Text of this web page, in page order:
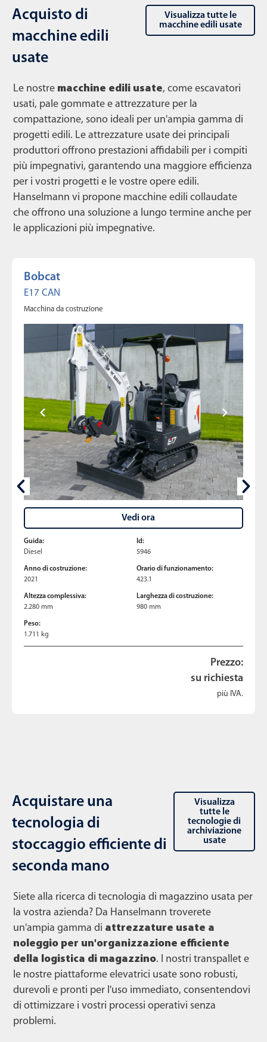
Acquisto di
macchine edili
usate
Visualizza tutte le
macchine edili usate
Le nostre macchine edili usate, come escavatori
usati, pale gommate e attrezzature per la
compattazione, sono ideali per un'ampia gamma di
progetti edili. Le attrezzature usate dei principali
produttori offrono prestazioni affidabili per i compiti
più impegnativi, garantendo una maggiore efficienza
per i vostri progetti e le vostre opere edili.
Hanselmann vi propone macchine edili collaudate
che offrono una soluzione a lungo termine anche per
le applicazioni più impegnative.
Bobcat
E17 CAN
Macchina da costruzione
Vedi ora
Guida:
Diesel
Id:
5946
Anno di costruzione:
2021
Orario di funzionamento:
423.1
Altezza complessiva:
2.280 mm
Larghezza di costruzione:
980 mm
Peso:
1.711 kg
Prezzo:
su richiesta
più IVA.
Acquistare una
tecnologia di
stoccaggio efficiente di
seconda mano
Visualizza
tutte le
tecnologie di
archiviazione
usate
Siete alla ricerca di tecnologia di magazzino usata per
la vostra azienda? Da Hanselmann troverete
un'ampia gamma di attrezzature usate a
noleggio per un'organizzazione efficiente
della logistica di magazzino. I nostri transpallet e
le nostre piattaforme elevatrici usate sono robusti,
durevoli e pronti per l'uso immediato, consentendovi
di ottimizzare i vostri processi operativi senza
problemi.